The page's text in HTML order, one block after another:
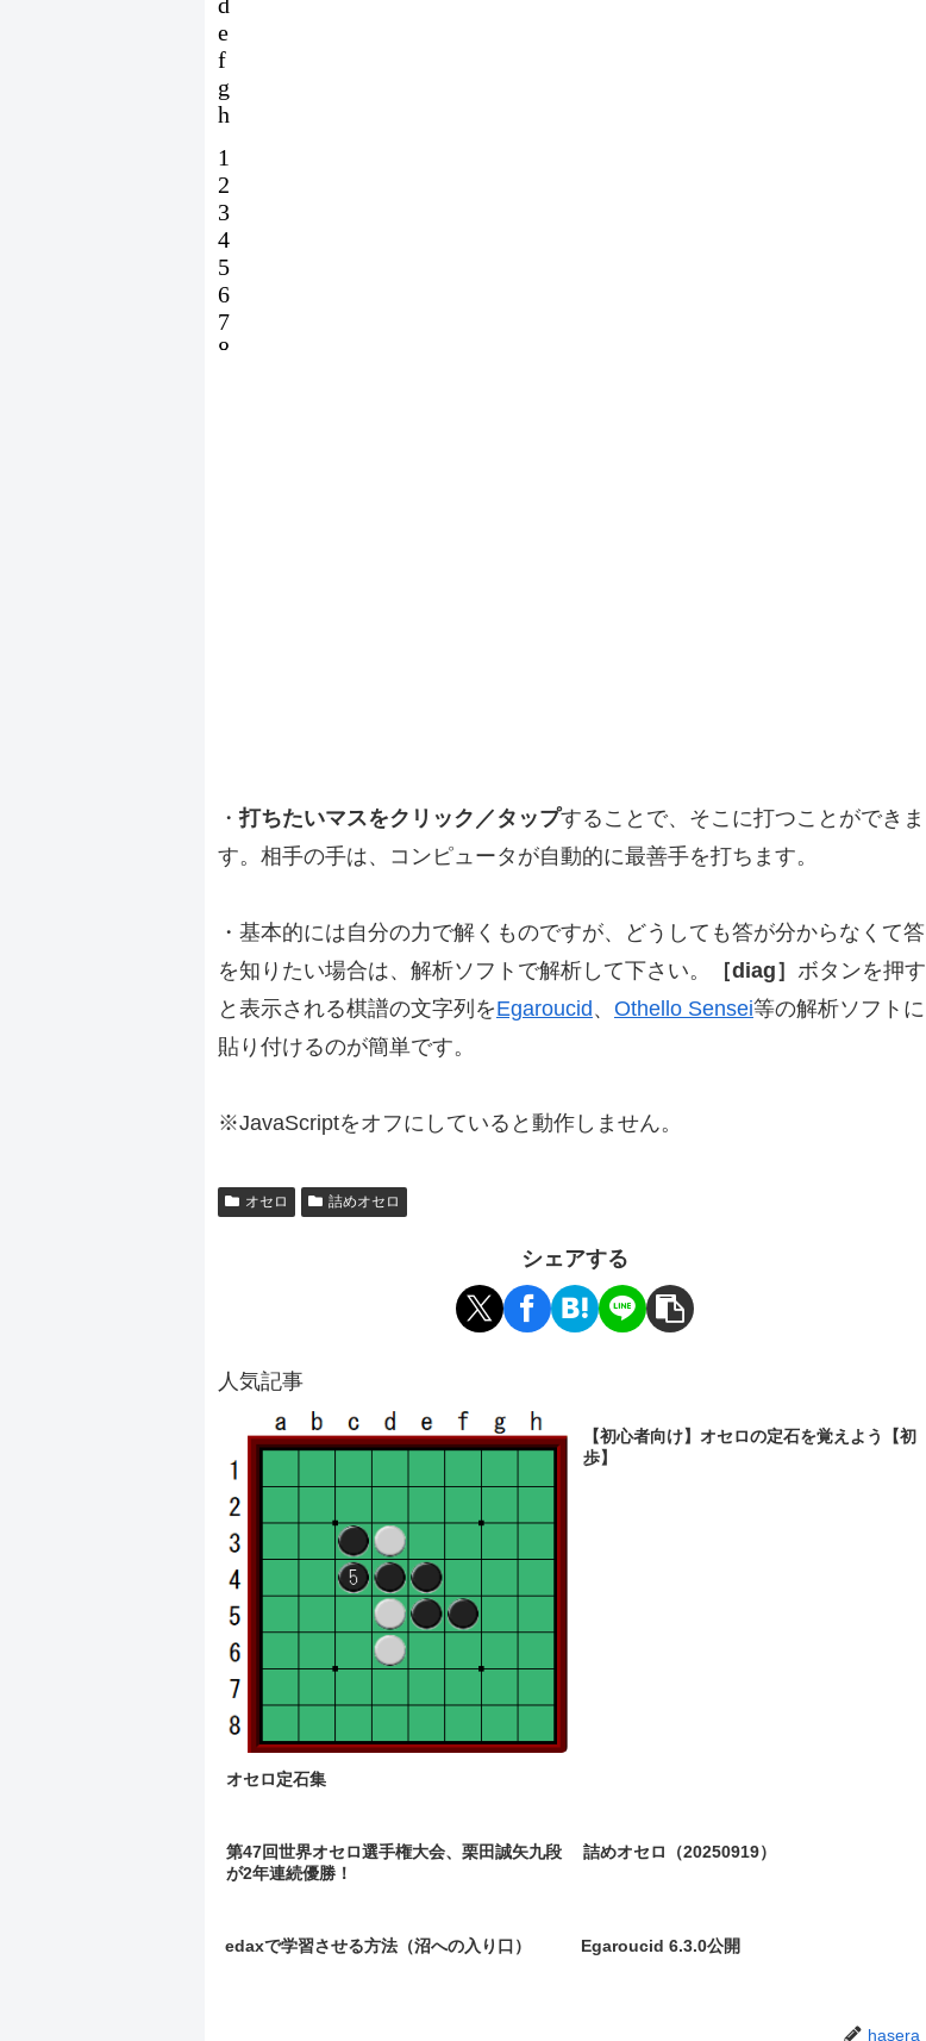
・打ちたいマスをクリック／タップすることで、そこに打つことができま
す。相手の手は、コンピュータが自動的に最善手を打ちます。
・基本的には自分の力で解くものですが、どうしても答が分からなくて答
を知りたい場合は、解析ソフトで解析して下さい。
［diag］ ボタンを押す
と表示される棋譜の文字列をEgaroucid、 Othello Sensei等の解析ソフトに
貼り付けるのが簡単です。
※JavaScriptをオフにしていると動作しません。
オセロ 詰めオセロ
シェアする
人気記事
オセロ定石集
【初心者向け】オセロの定石を覚えよう【初
歩】
第47回世界オセロ選手権大会、栗田誠矢九段
が2年連続優勝！
詰めオセロ（20250919）
edaxで学習させる方法（沼への入り口） Egaroucid 6.3.0公開
hasera